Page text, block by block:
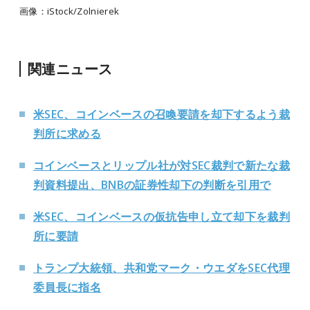
画像：iStock/Zolnierek
関連ニュース
米SEC、コインベースの召喚要請を却下するよう裁
判所に求める
コインベースとリップル社が対SEC裁判で新たな裁
判資料提出、BNBの証券性却下の判断を引用で
米SEC、コインベースの仮抗告申し立て却下を裁判
所に要請
トランプ大統領、共和党マーク・ウエダをSEC代理
委員長に指名